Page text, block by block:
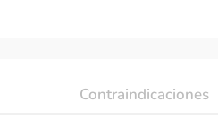
Contraindicaciones